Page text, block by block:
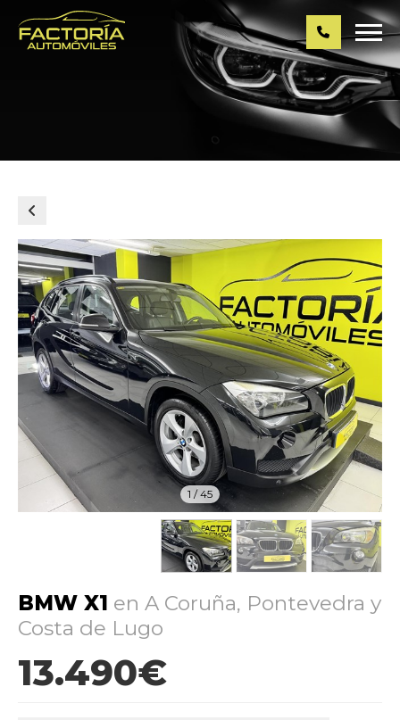
1 /45
BMW X1 en A Coruña, Pontevedra y
Costa de Lugo
13.490€